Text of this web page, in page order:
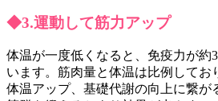
◆3.運動して筋力アップ
体温が一度低くなると、免疫力が約
います。筋肉量と体温は比例してお
体温アップ、基礎代謝の向上に繋が